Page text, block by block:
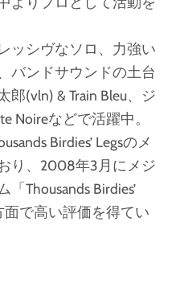
ッシヴなソロ、力強い
バンドサウンドの土台
(vln) & Train Bleu、ジ
Noireなどで活躍中。
Birdies’ Legsのメ
り、2008年3月にメジ
Thousands Birdies’
面で高い評価を得てい